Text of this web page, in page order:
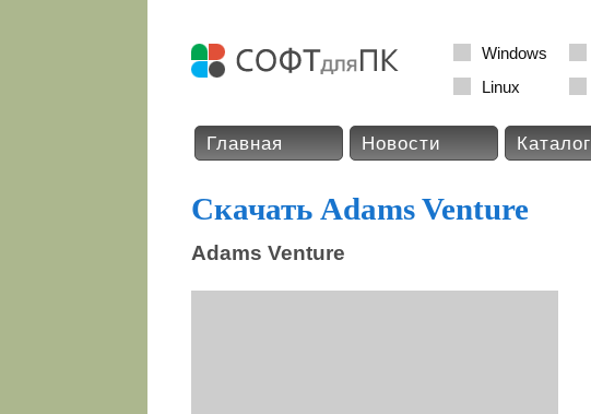
Windows
Linux
Главная Новости Каталог
Скачать Adams Venture
Adams Venture